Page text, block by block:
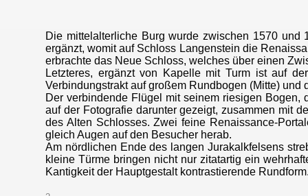
Die mittelalterliche Burg wurde zwischen 1570
ergänzt, womit auf Schloss Langenstein die
erbrachte das Neue Schloss, welches über einen
Letzteres, ergänzt von Kapelle mit Turm ist auf
Verbindungstrakt auf großem Rundbogen (Mitte) und
Der verbindende Flügel mit seinem riesigen
auf der Fotografie darunter gezeigt, zusammen mit
des Alten Schlosses. Zwei feine Renaissance-
gleich Augen auf den Besucher herab.
Am nördlichen Ende des langen Jurakalkfelsens
kleine Türme bringen nicht nur zitatartig ein
Kantigkeit der Hauptgestalt kontrastierende